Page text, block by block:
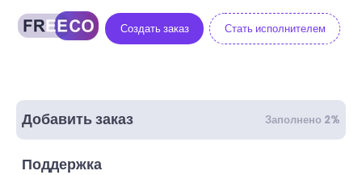
Создать заказ Стать исполнителем
Добавить заказ Заполнено 2%
Поддержка